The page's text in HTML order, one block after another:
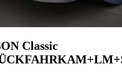
Classic